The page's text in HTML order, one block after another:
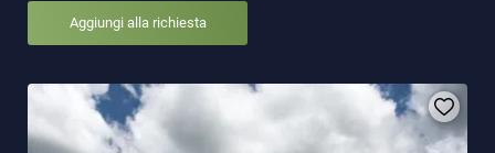
Aggiungi alla richiesta